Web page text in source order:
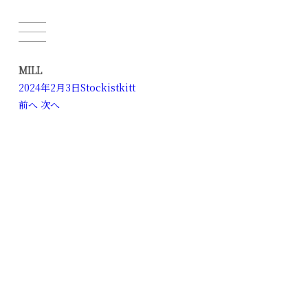
MILL
2024年2月3日Stockistkitt
Post
前へ 次へ